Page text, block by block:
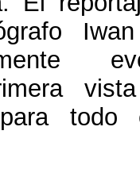
todo